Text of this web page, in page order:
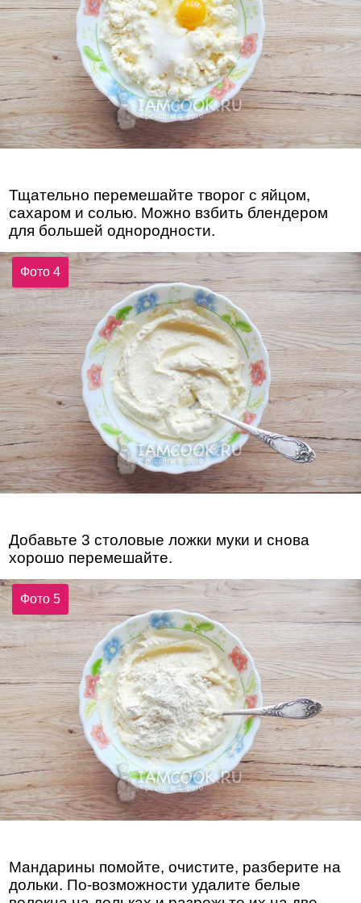
Тщательно перемешайте творог с яйцом,
сахаром и солью. Можно взбить блендером
для большей однородности.
Фото 4
Добавьте 3 столовые ложки муки и снова
хорошо перемешайте.
Фото 5
Мандарины помойте, очистите, разберите на
дольки. По-возможности удалите белые